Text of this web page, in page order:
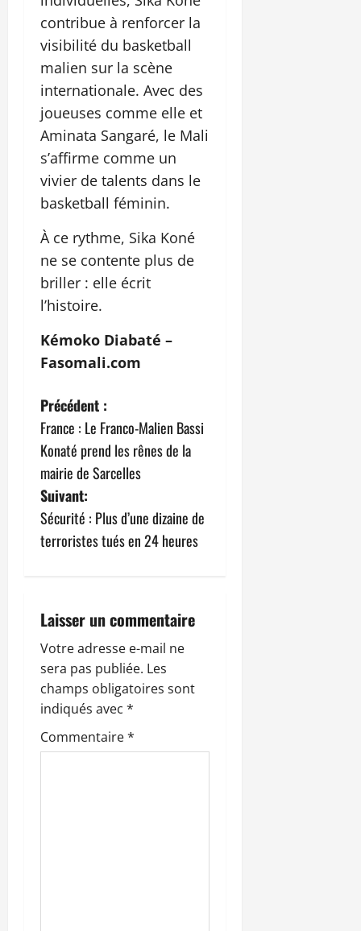
contribue à renforcer la
visibilité du basketball
malien sur la scène
internationale. Avec des
joueuses comme elle et
Aminata Sangaré, le Mali
s’affirme comme un
vivier de talents dans le
basketball féminin.
À ce rythme, Sika Koné
ne se contente plus de
briller : elle écrit
l’histoire.
Kémoko Diabaté –
Fasomali.com
N
a
v
i
g
t
i
o
n
d
Précédent :
France : Le Franco-Malien Bassi
Konaté prend les rênes de la
mairie de Sarcelles
Suivant:
Sécurité : Plus d’une dizaine de
terroristes tués en 24 heures
Laisser un commentaire
Votre adresse e-mail ne
sera pas publiée. Les
champs obligatoires sont
indiqués avec *
Commentaire*